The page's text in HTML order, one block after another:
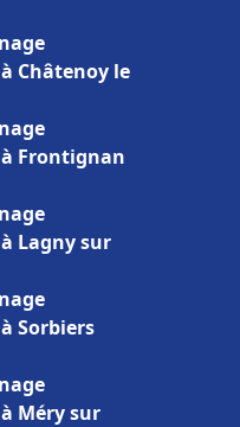
Châtenoy le
Frontignan
Lagny sur
Sorbiers
Méry sur